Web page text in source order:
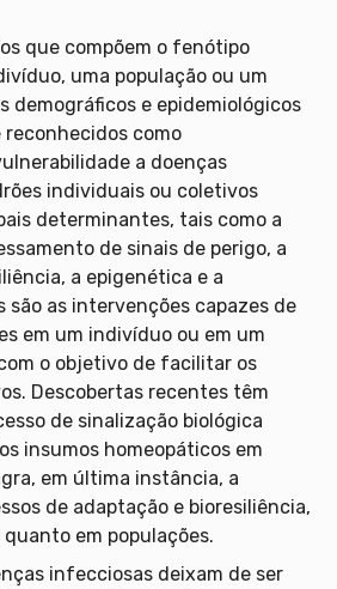
que compõem o fenótipo
uma população ou um
demográficos e epidemiológicos
como
a doenças
individuais ou coletivos
determinantes, tais como a
de sinais de perigo, a
a epigenética e a
são as intervenções capazes de
em um indivíduo ou em um
o objetivo de facilitar os
Descobertas recentes têm
de sinalização biológica
insumos homeopáticos em
em última instância, a
de adaptação e bioresiliência,
em populações.
infecciosas deixam de ser